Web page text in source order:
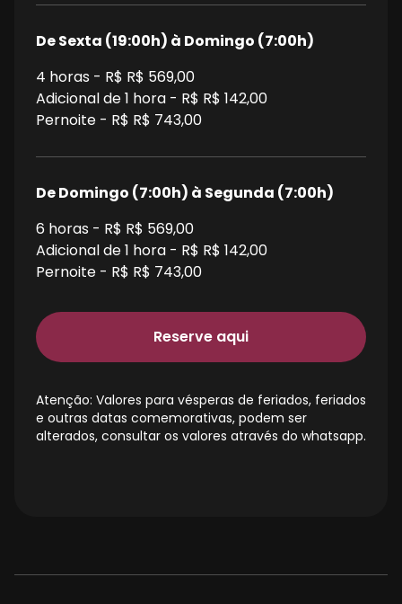
De Sexta (19:00h) à Domingo (7:00h)
4 horas - R$ R$ 569,00
Adicional de 1 hora - R$ R$ 142,00
Pernoite - R$ R$ 743,00
De Domingo (7:00h) à Segunda (7:00h)
6 horas - R$ R$ 569,00
Adicional de 1 hora - R$ R$ 142,00
Pernoite - R$ R$ 743,00
Reserve aqui
Atenção: Valores para vésperas de feriados, feriados
e outras datas comemorativas, podem ser
alterados, consultar os valores através do whatsapp.